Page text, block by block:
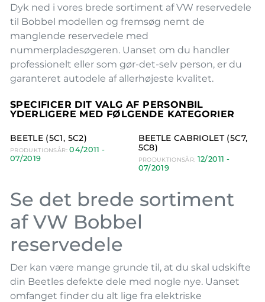
Dyk ned i vores brede sortiment af VW reservedele
til Bobbel modellen og fremsøg nemt de
manglende reservedele med
nummerpladesøgeren. Uanset om du handler
professionelt eller som gør-det-selv person, er du
garanteret autodele af allerhøjeste kvalitet.
SPECIFICER DIT VALG AF PERSONBIL
YDERLIGERE MED FØLGENDE KATEGORIER
BEETLE (5C1, 5C2)
PRODUKTIONSÅR:04/2011 -
07/2019
BEETLE CABRIOLET (5C7,
5C8)
PRODUKTIONSÅR: 12/2011 -
07/2019
Se det brede sortiment
af VW Bobbel
reservedele
Der kan være mange grunde til, at du skal udskifte
din Beetles defekte dele med nogle nye. Uanset
omfanget finder du alt lige fra elektriske